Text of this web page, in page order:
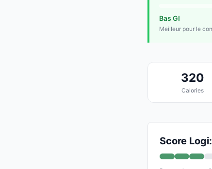
Bas GI
Meilleur pour le
320
Calories
Score